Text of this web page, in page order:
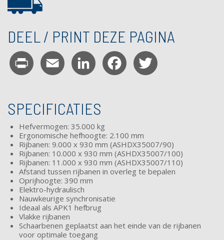
DEEL / PRINT DEZE PAGINA
Print Email LinkedInFacebook
SPECIFICATIES
Hefvermogen: 35.000 kg
Ergonomische hefhoogte: 2.100 mm
Rijbanen: 9.000 x 930 mm (ASHDX35007/90)
Rijbanen: 10.000 x 930 mm (ASHDX35007/100)
Rijbanen: 11.000 x 930 mm (ASHDX35007/110)
Afstand tussen rijbanen in overleg te bepalen
Oprijhoogte: 390 mm
Elektro-hydraulisch
Nauwkeurige synchronisatie
Ideaal als APK1 hefbrug
Vlakke rijbanen
Schaarbenen geplaatst aan het einde van de rijbanen
voor optimale toegang